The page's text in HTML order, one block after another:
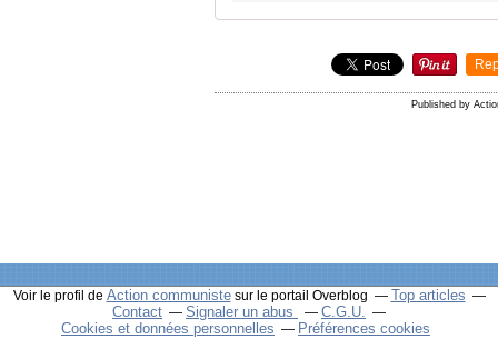
Published by
Voir le profil de Action communistesur le portail Overblog
Top articles
Contact
Signaler un abus
C.G.U.
Cookies et données personnelles
Préférences cookies